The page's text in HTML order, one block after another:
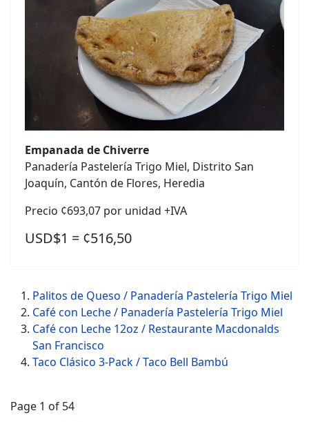
Empanada de Chiverre
Panadería Pastelería Trigo Miel, Distrito San
Joaquín, Cantón de Flores, Heredia
Precio ¢693,07 por unidad +IVA
USD$1 = ¢516,50
Palitos de Queso / Panadería Pastelería Trigo Miel
Café con Leche / Panadería Pastelería Trigo Miel
Café con Leche 12oz / Restaurante Macdonalds
San Francisco
Taco Clásico 3-Pack / Taco Bell Bambú
Page 1 of 54